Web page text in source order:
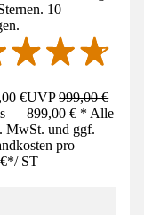
10
€UVP999,00 €
— 899,00 € * Alle
MwSt. und ggf.
pro
*/ ST